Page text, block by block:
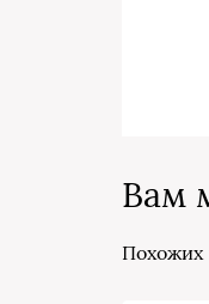
Вам
Похожих